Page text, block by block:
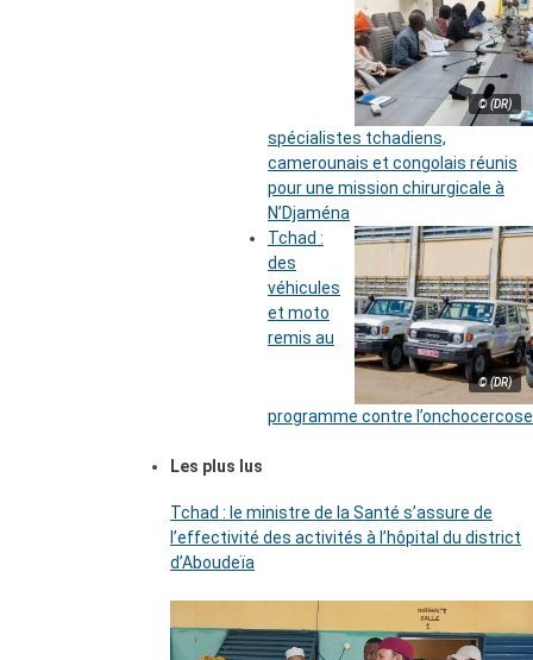
© (DR)
spécialistes tchadiens,
camerounais et congolais réunis
pour une mission chirurgicale à
N’Djaména
© (DR)
Tchad :
des
véhicules
et moto
remis au
programme contre l’onchocercose
Les plus lus
Tchad : le ministre de la Santé s’assure de
l’effectivité des activités à l’hôpital du district
d’Aboudeïa